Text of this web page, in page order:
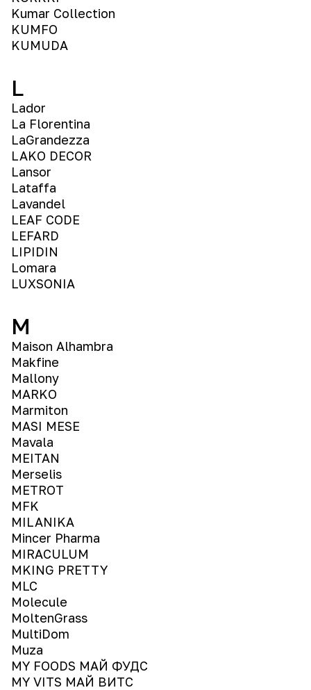
Kumar Collection
KUMFO
KUMUDA
L
Lador
La Florentina
LaGrandezza
LAKO DECOR
Lansor
Lataffa
Lavandel
LEAF CODE
LEFARD
LIPIDIN
Lomara
LUXSONIA
M
Maison Alhambra
Makfine
Mallony
MARKO
Marmiton
MASI MESE
Mavala
MEITAN
Merselis
METROT
MFK
MILANIKA
Mincer Pharma
MIRACULUM
MKING PRETTY
MLC
Molecule
MoltenGrass
MultiDom
Muza
MY FOODS МАЙ ФУДС
MY VITS МАЙ ВИТС